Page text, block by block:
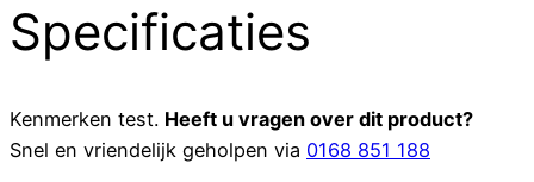
Specificaties
Kenmerken test. Heeft u vragen over dit product?
Snel en vriendelijk geholpen via 0168 851 188